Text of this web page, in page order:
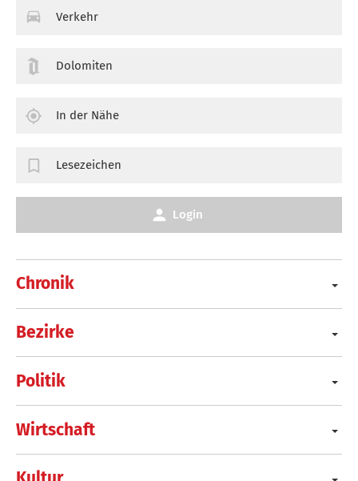
Chronik
Bezirke
Politik
Wirtschaft
Verkehr
Dolomiten
In der Nähe
Lesezeichen
Login